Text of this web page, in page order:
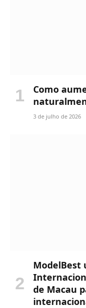
Como
3 de julho de 2026
ModelBest
de Macau